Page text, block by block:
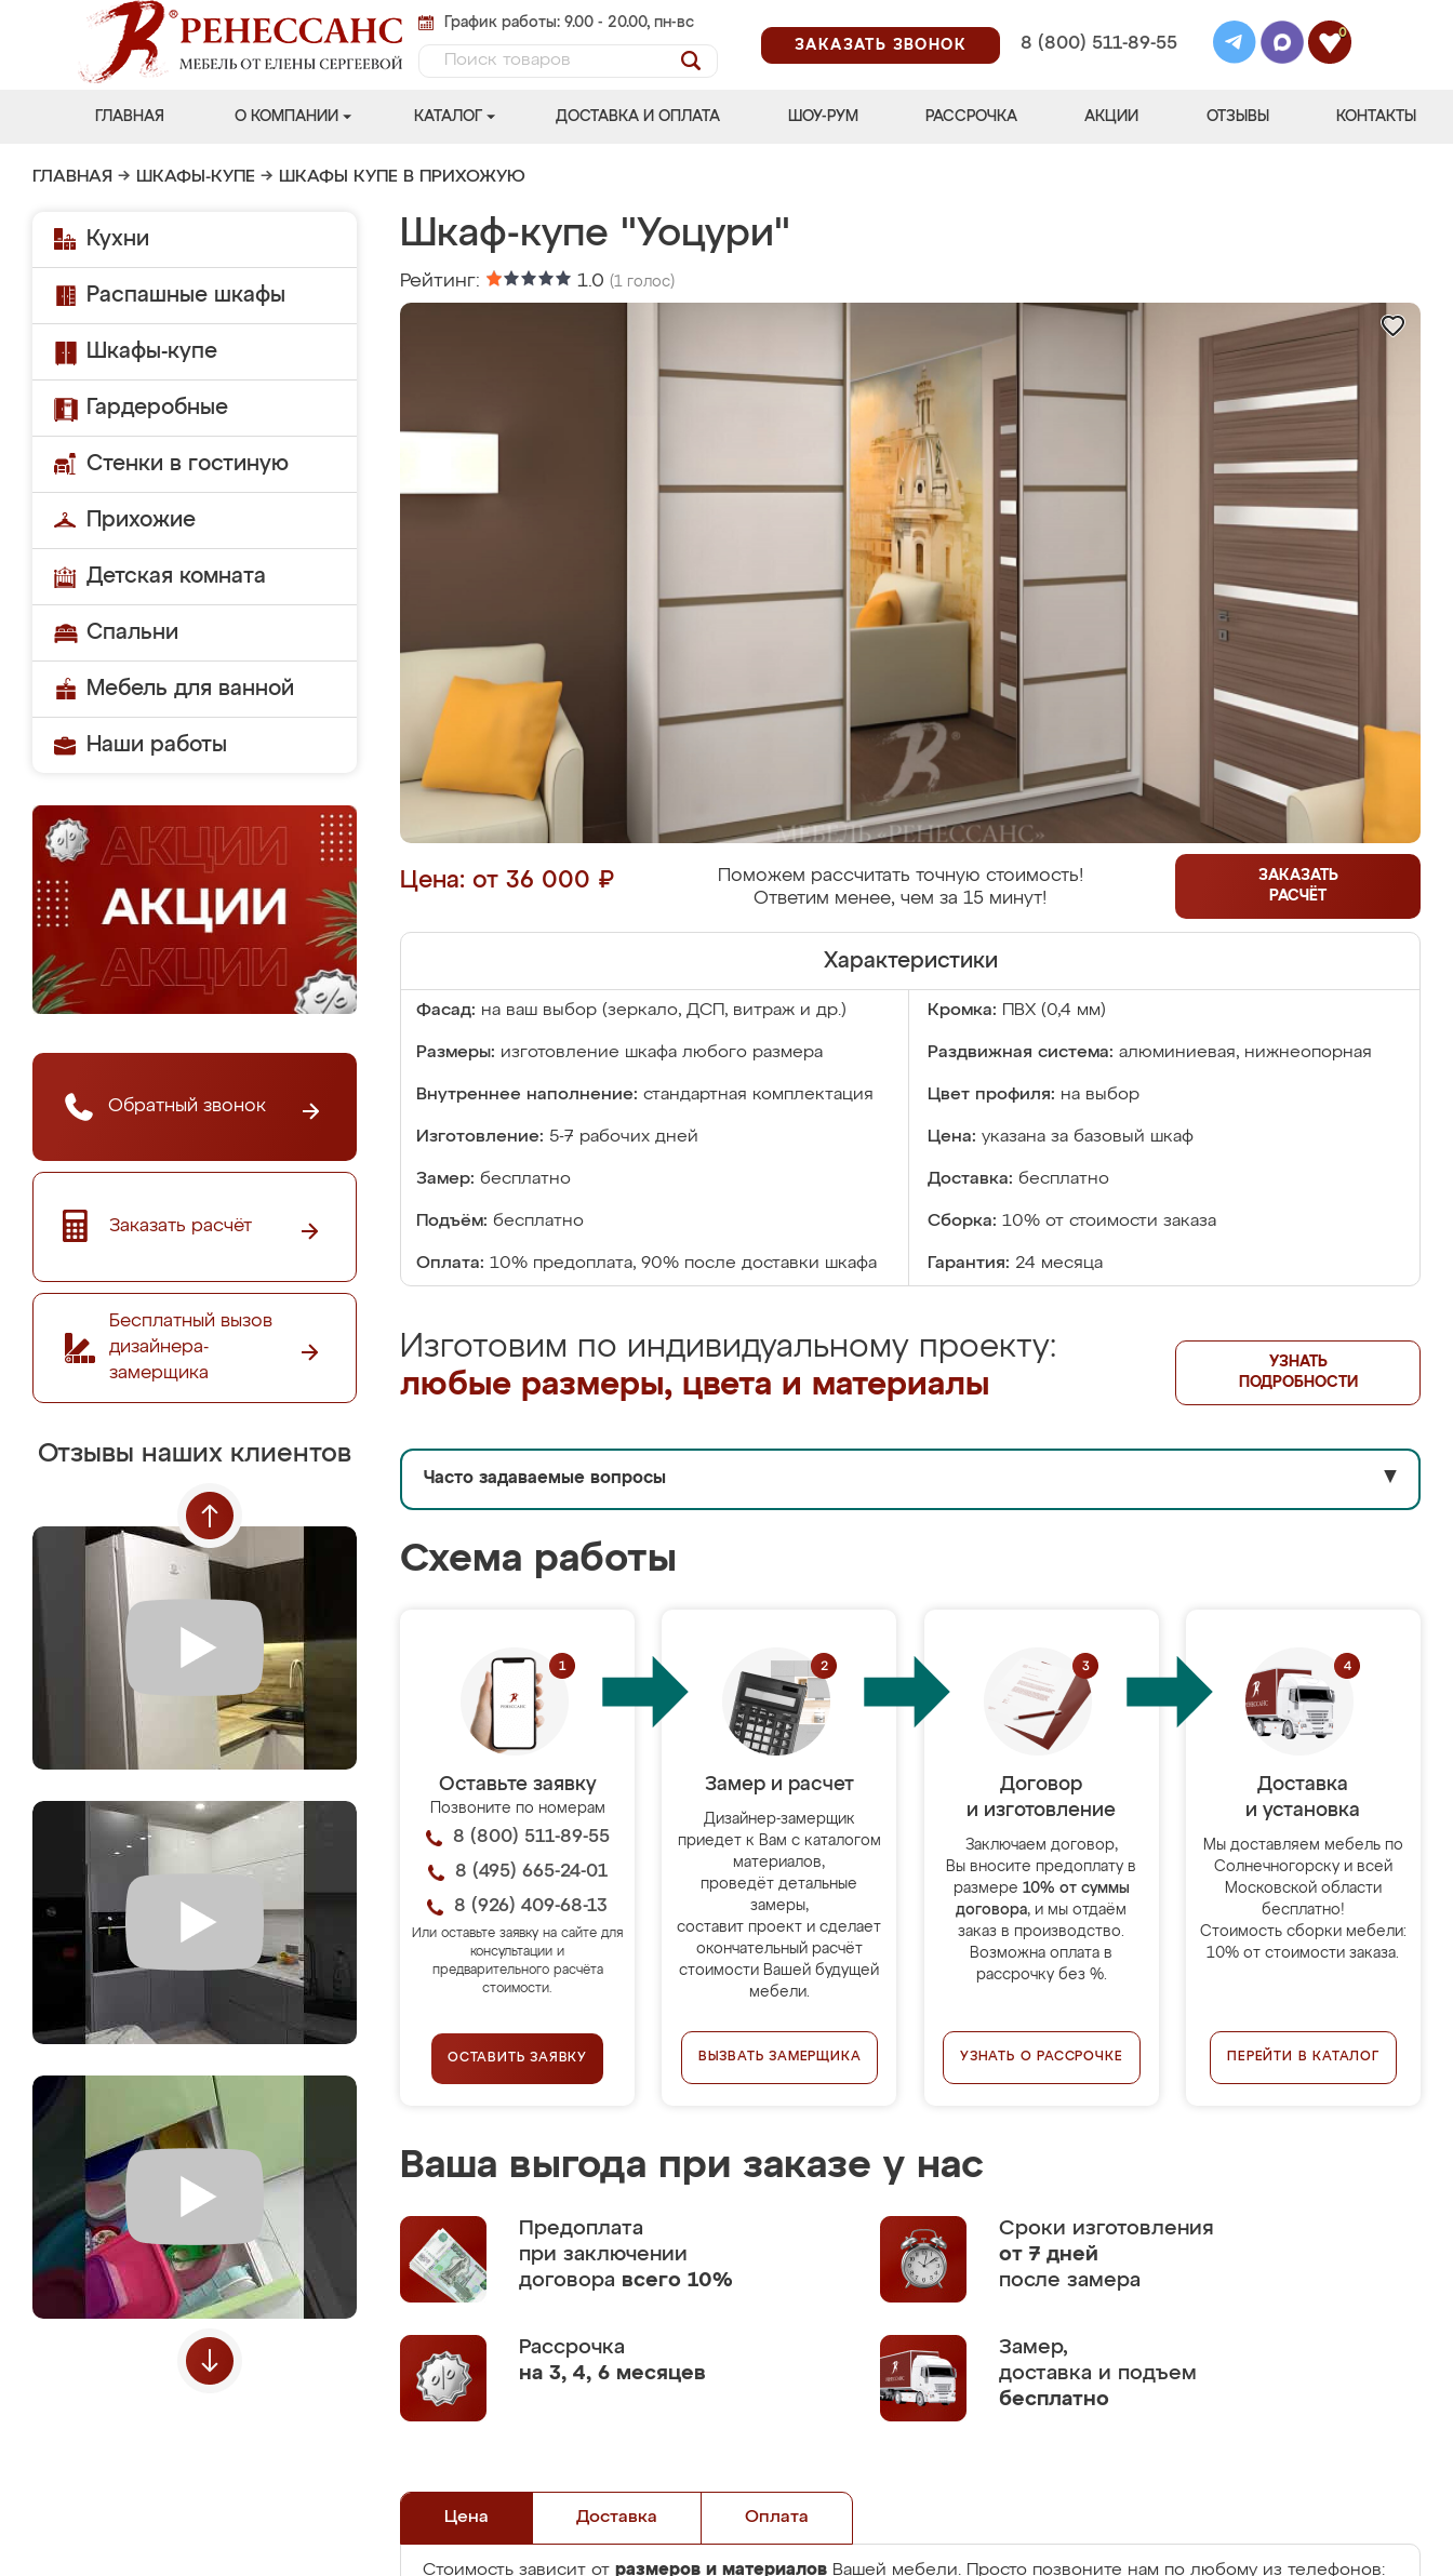
График работы: 9.00 - 20.00, пн-вс
ЗАКАЗАТЬ ЗВОНОК
8 (800) 511-89-55
0
ГЛАВНАЯ О КОМПАНИИ КАТАЛОГ ДОСТАВКА И ОПЛАТА ШОУ-РУМ РАССРОЧКА АКЦИИ ОТЗЫВЫ КОНТАКТЫ
ГЛАВНАЯ → ШКАФЫ-КУПЕ → ШКАФЫ КУПЕ В ПРИХОЖУЮ
Кухни
Распашные шкафы
Шкафы-купе
Гардеробные
Стенки в гостиную
Прихожие
Детская комната
Спальни
Мебель для ванной
Наши работы
Обратный звонок
Заказать расчёт
Бесплатный вызов
дизайнера-
замерщика
Отзывы наших клиентов
Шкаф-купе "Уоцури"
Рейтинг: 1.0 (1 голос)
Цена: от 36 000 ₽
Поможем рассчитать точную стоимость!
Ответим менее, чем за 15 минут!
ЗАКАЗАТЬ
РАСЧЁТ
Характеристики
Фасад: на ваш выбор (зеркало, ДСП, витраж и др.) Кромка: ПВХ (0,4 мм)
Размеры: изготовление шкафа любого размера Раздвижная система: алюминиевая, нижнеопорная
Внутреннее наполнение: стандартная комплектация Цвет профиля: на выбор
Изготовление: 5-7 рабочих дней Цена: указана за базовый шкаф
Замер: бесплатно Доставка: бесплатно
Подъём: бесплатно Сборка: 10% от стоимости заказа
Оплата: 10% предоплата, 90% после доставки шкафа Гарантия: 24 месяца
Изготовим по индивидуальному проекту:
любые размеры, цвета и материалы
УЗНАТЬ
ПОДРОБНОСТИ
Часто задаваемые вопросы ▼
Схема работы
Оставьте заявку
Позвоните по номерам
8 (800) 511-89-55
8 (495) 665-24-01
8 (926) 409-68-13
Или оставьте заявку на сайте для
консультации и
предварительного расчёта
стоимости.
ОСТАВИТЬ ЗАЯВКУ
Замер и расчет
Дизайнер-замерщик
приедет к Вам с каталогом
материалов,
проведёт детальные
замеры,
составит проект и сделает
окончательный расчёт
стоимости Вашей будущей
мебели.
ВЫЗВАТЬ ЗАМЕРЩИКА
Договор
и изготовление
Заключаем договор,
Вы вносите предоплату в
размере 10% от суммы
договора, и мы отдаём
заказ в производство.
Возможна оплата в
рассрочку без %.
УЗНАТЬ О РАССРОЧКЕ
Доставка
и установка
Мы доставляем мебель по
Солнечногорску и всей
Московской области
бесплатно!
Стоимость сборки мебели:
10% от стоимости заказа.
ПЕРЕЙТИ В КАТАЛОГ
Ваша выгода при заказе у нас
Предоплата
при заключении
договора всего 10%
Сроки изготовления
от 7 дней
после замера
Рассрочка
на 3, 4, 6 месяцев
Замер,
доставка и подъем
бесплатно
Цена Доставка Оплата
Стоимость зависит от размеров и материалов Вашей мебели. Просто позвоните нам по любому из телефонов: